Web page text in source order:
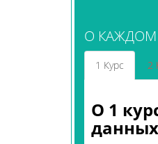
О КАЖДОМ
1 Курс 2
О 1